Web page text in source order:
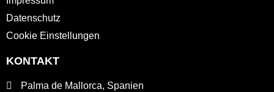
Datenschutz
Cookie Einstellungen
KONTAKT
Palma de Mallorca, Spanien